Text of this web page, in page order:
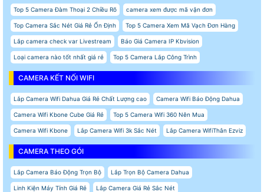
Top 5 Camera Đàm Thoại 2 Chiều Rõ camera xem được mã vận đơn
Top Camera Sắc Nét Giá Rẻ Ổn Định Top 5 Camera Xem Mã Vạch Đơn Hàng
Lắp camera check var Livestream Báo Giá Camera IP Kbvision
Loại camera nào tốt nhất giá rẻ Top 5 Camera Lắp Công Trình
CAMERA KẾT NỐI WIFI
Lắp Camera Wifi Dahua Giá Rẻ Chất Lượng cao Camera Wifi Báo Động Dahua
Camera Wifi Kbone Cube Giá Rẻ Top 5 Camera Wifi 360 Nên Mua
Camera Wifi Kbone Lắp Camera Wifi 3k Sắc Nét Lắp Camera WifiThân Ezviz
CAMERA THEO GÓI
Lắp Camera Báo Động Trọn Bộ Lắp Trọn Bộ Camera Dahua
Linh Kiện Máy Tính Giá Rẻ Lắp Camera Giá Rẻ Sắc Nét